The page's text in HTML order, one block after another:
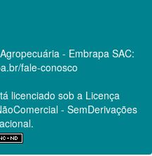
- Embrapa SAC:
fale-conosco
licenciado sob a Licença
- SemDerivações